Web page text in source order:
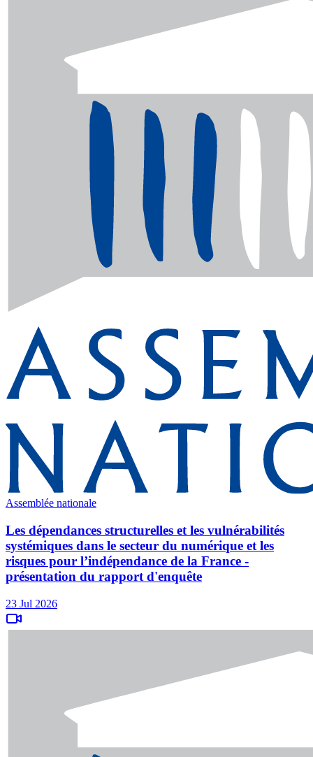
Assemblée nationale
Les dépendances structurelles et les vulnérabilités
systémiques dans le secteur du numérique et les
risques pour l’indépendance de la France -
présentation du rapport d'enquête
23 Jul 2026